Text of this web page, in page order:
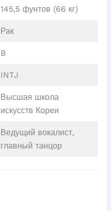
145,5 фунтов (66 кг)
Рак
B
INTJ
Высшая школа
искусств Кореи
Ведущий вокалист,
главный танцор